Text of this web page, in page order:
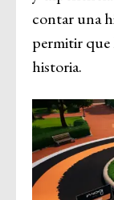
contar una
permitir que
historia.